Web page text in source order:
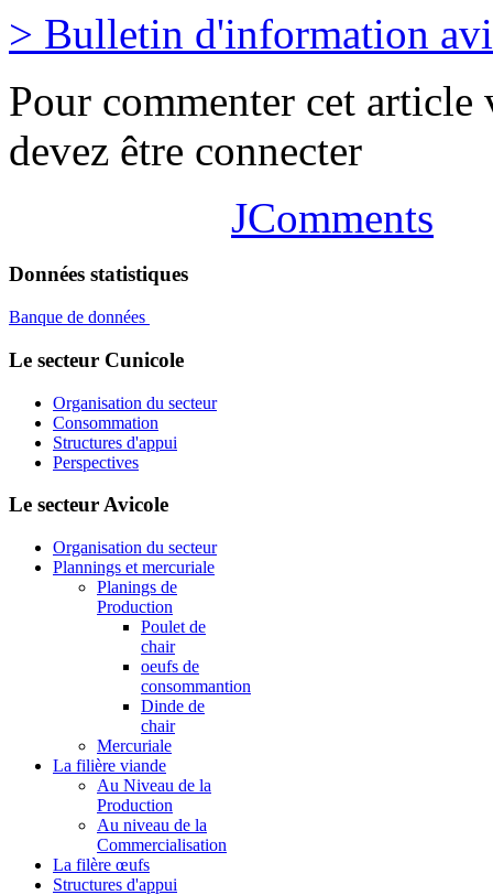
> Bulletin d'information
Pour commenter cet article
devez être connecter
JComments
Données statistiques
Banque de données
Le secteur Cunicole
Organisation du secteur
Consommation
Structures d'appui
Perspectives
Le secteur Avicole
Organisation du secteur
Plannings et mercuriale
Planings de
Production
Poulet de
chair
oeufs de
consommantion
Dinde de
chair
Mercuriale
La filière viande
Au Niveau de la
Production
Au niveau de la
Commercialisation
La filère œufs
Structures d'appui